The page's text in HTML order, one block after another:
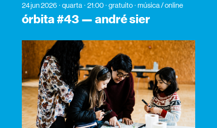
24 jun 2026 quarta 21:00 gratuito música / online
órbita #43 — andré sier